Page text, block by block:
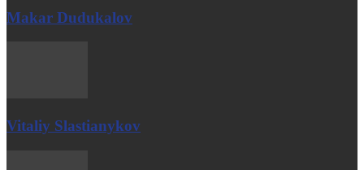
Makar Dudukalov
Vitaliy Slastianykov